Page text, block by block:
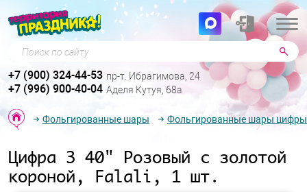
Поиск по сайту
+7 (900) 324-44-53 пр-т. Ибрагимова, 24
+7 (996) 900-40-04 Аделя Кутуя, 68а
Фольгированные шары Фольгированные шары цифры
Цифра 3 40" Розовый с золотой
короной, Falali, 1 шт.